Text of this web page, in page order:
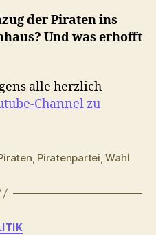
der Piraten ins
Und was erhofft
alle herzlich
Channel zu
, Piratenpartei,Wahl
Kategorien